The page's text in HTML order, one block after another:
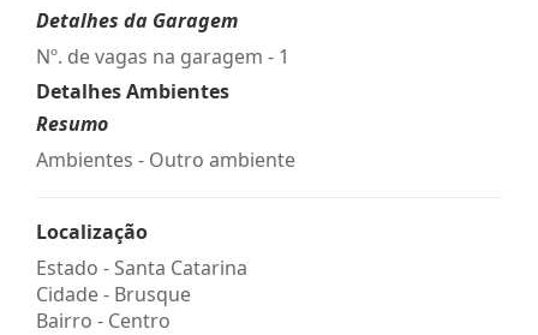
Detalhes da Garagem
Nº. de vagas na garagem - 1
Detalhes Ambientes
Resumo
Ambientes - Outro ambiente
Localização
Estado -Santa Catarina
Cidade - Brusque
Bairro - Centro